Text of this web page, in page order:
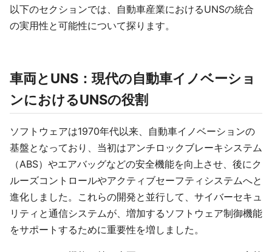
以下のセクションでは、自動車産業におけるUNSの統合
の実用性と可能性について探ります。
車両とUNS：現代の自動車イノベーショ
ンにおけるUNSの役割
ソフトウェアは1970年代以来、自動車イノベーションの
基盤となっており、当初はアンチロックブレーキシステム
（ABS）やエアバッグなどの安全機能を向上させ、後にク
ルーズコントロールやアクティブセーフティシステムへと
進化しました。これらの開発と並行して、サイバーセキュ
リティと通信システムが、増加するソフトウェア制御機能
をサポートするために重要性を増しました。